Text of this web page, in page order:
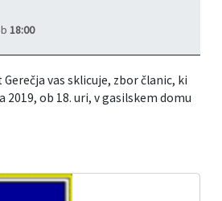
18:00
vas sklicuje, zbor članic, ki
2019, ob 18. uri, v gasilskem domu